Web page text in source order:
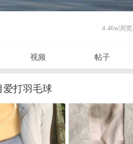
4.46w浏览
视频 帖子
爱打羽毛球